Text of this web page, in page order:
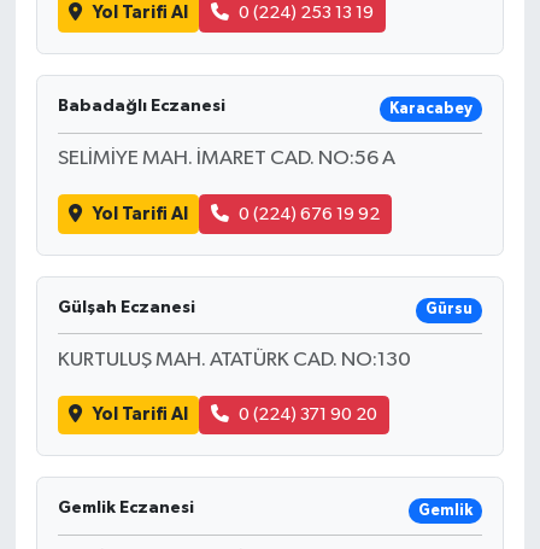
Yol Tarifi Al 0 (224) 253 13 19
Babadağlı Eczanesi Karacabey
SELİMİYE MAH. İMARET CAD. NO:56 A
Yol Tarifi Al 0 (224) 676 19 92
Gülşah Eczanesi Gürsu
KURTULUŞ MAH. ATATÜRK CAD. NO:130
Yol Tarifi Al 0 (224) 371 90 20
Gemlik Eczanesi Gemlik